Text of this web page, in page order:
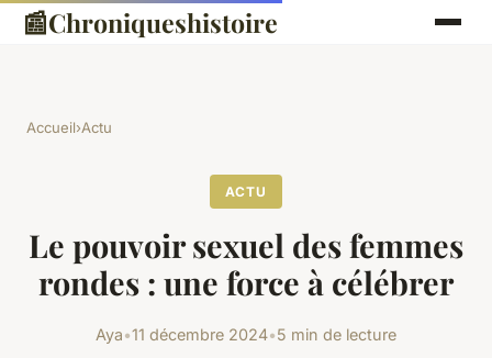
📰Chroniqueshistoire
Accueil›Actu
ACTU
Le pouvoir sexuel des femmes
rondes : une force à célébrer
Aya•11 décembre 2024•5 min de lecture